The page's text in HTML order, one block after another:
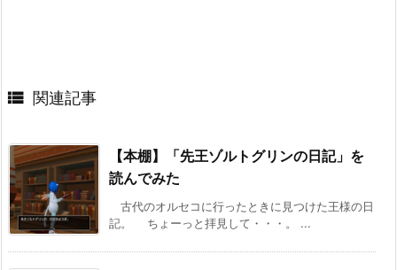
 関連記事
【本棚】「先王ゾルトグリンの日記」を
読んでみた
古代のオルセコに行ったときに見つけた王様の日
記。 ちょーっと拝見して・・・。 ...